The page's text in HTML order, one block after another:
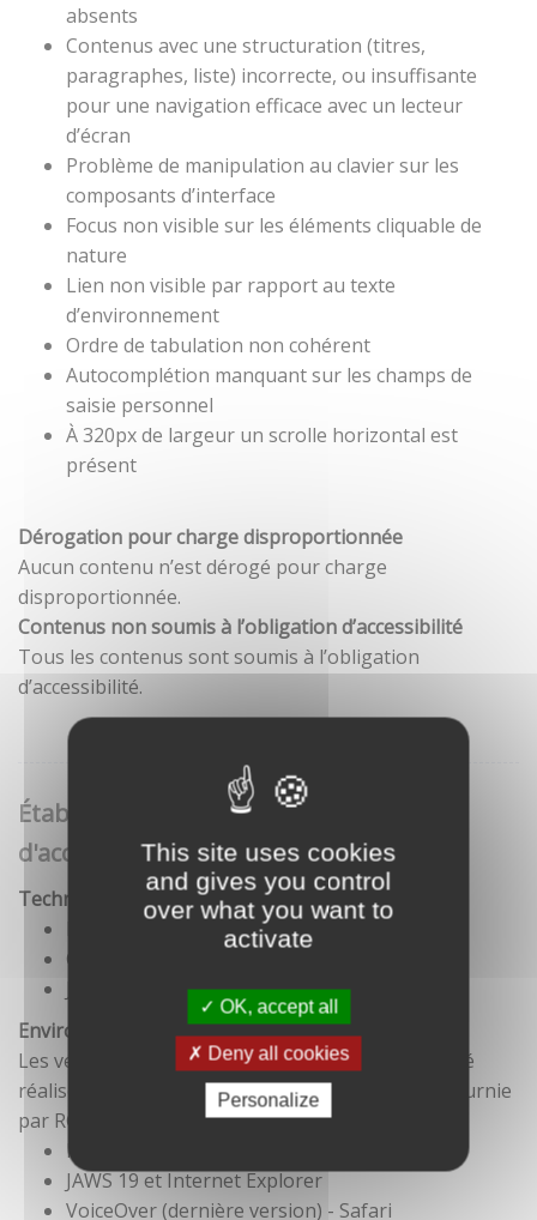
This site uses cookies
and gives you control
over what you want to
activate
OK, accept all
Deny all cookies
Personalize
absents
Contenus avec une structuration (titres,
paragraphes, liste) incorrecte, ou insuffisante
pour une navigation efficace avec un lecteur
d’écran
Problème de manipulation au clavier sur les
composants d’interface
Focus non visible sur les éléments cliquable de
nature
Lien non visible par rapport au texte
d’environnement
Ordre de tabulation non cohérent
Autocomplétion manquant sur les champs de
saisie personnel
À 320px de largeur un scrolle horizontal est
présent
Dérogation pour charge disproportionnée
Aucun contenu n’est dérogé pour charge
disproportionnée.
Contenus non soumis à l’obligation d’accessibilité
Tous les contenus sont soumis à l’obligation
d’accessibilité.
Établissement de cette déclaration
d'accessibilité
Technologies utilisées pour la réalisation du site
CSS
Environnement de test
Les vérifications de restitution de contenus ont été
réalisées conformément à la base de référence fournie
par RGAA 3.
Firefox et NVDA
JAWS 19 et Internet Explorer
VoiceOver (dernière version) - Safari